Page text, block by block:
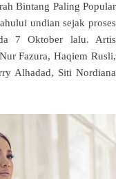
Bintang Paling Popular
undian sejak proses
7 Oktober lalu. Artis
Fazura, Haqiem Rusli,
Alhadad, Siti Nordiana